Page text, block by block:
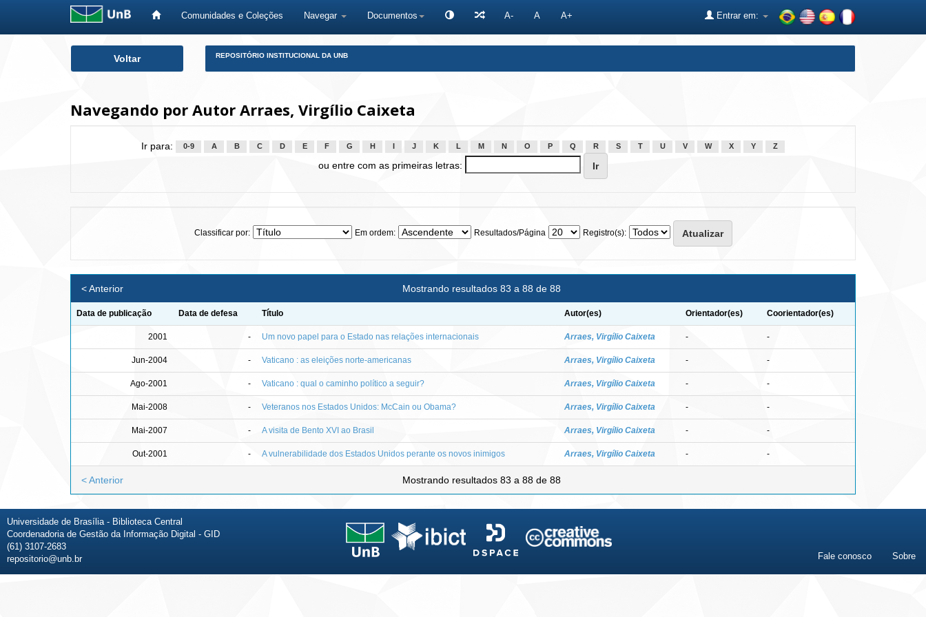
Comunidades e Coleções Navegar Documentos A- A A+ Entrar em:
Voltar REPOSITÓRIO INSTITUCIONAL DA UNB
Navegando por Autor Arraes, Virgílio Caixeta
Ir para: 0-9 A B C D E F G H J K L M N O P Q R S T U V W X Y Z
ou entre com as primeiras letras:
Classificar por: Em ordem: Resultados/Página Registro(s):
Mostrando resultados 83 a 88 de 88
< Anterior
Data de publicação Data de defesa Título Autor(es) Orientador(es) Coorientador(es)
2001 - Um novo papel para o Estado nas relações internacionais Arraes, Virgílio Caixeta - -
Jun-2004 - Vaticano : as eleições norte-americanas Arraes, Virgílio Caixeta - -
Ago-2001 - Vaticano : qual o caminho político a seguir? Arraes, Virgílio Caixeta - -
Mai-2008 - Veteranos nos Estados Unidos: McCain ou Obama? Arraes, Virgílio Caixeta - -
Mai-2007 - A visita de Bento XVI ao Brasil Arraes, Virgílio Caixeta - -
Out-2001 - A vulnerabilidade dos Estados Unidos perante os novos inimigos Arraes, Virgílio Caixeta - -
Mostrando resultados 83 a 88 de 88
< Anterior
Universidade de Brasília - Biblioteca Central
Coordenadoria de Gestão da Informação Digital - GID
(61) 3107-2683
repositorio@unb.br
Fale conosco Sobre